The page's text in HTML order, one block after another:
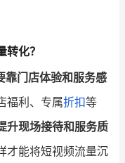
化？
靠门店体验和服务感
福利、专属折扣等
升现场接待和服务质
才能将短视频流量沉